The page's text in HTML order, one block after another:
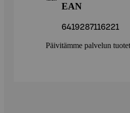
EAN
6419287116221
Päivitämme palvelun